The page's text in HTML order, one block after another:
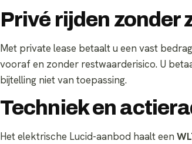
Privé rijden zonder
Met private lease betaalt u een vast
vooraf en zonder restwaarderisico. U
bijtelling niet van toepassing.
Techniek en
Het elektrische Lucid-aanbod haalt een